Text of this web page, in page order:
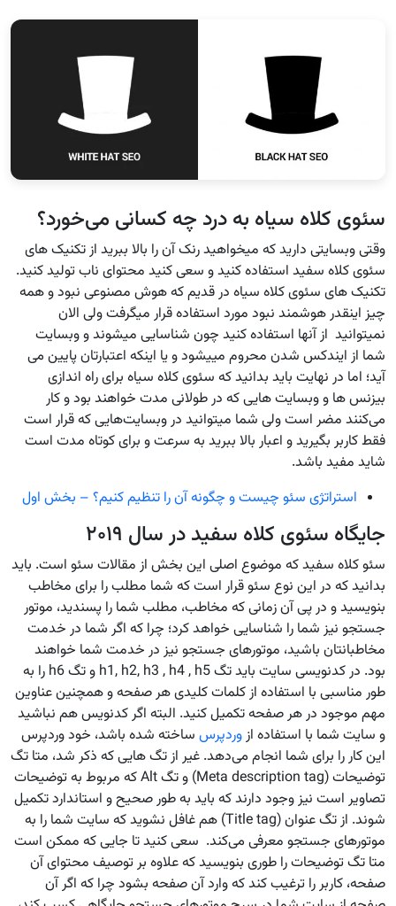
سئوی کلاه سیاه به درد چه کسانی می‌خورد؟
وقتی وبسایتی دارید که میخواهید رنک آن را بالا ببرید از تکنیک های
سئوی کلاه سفید استفاده کنید و سعی کنید محتوای ناب تولید کنید.
تکنیک های سئوی کلاه سیاه در قدیم که هوش مصنوعی نبود و همه
چیز اینقدر هوشمند نبود مورد استفاده قرار میگرفت ولی الان
نمیتوانید از آنها استفاده کنید چون شناسایی میشوند و وبسایت
شما از ایندکس شدن محروم مییشود و یا اینکه اعتبارتان پایین می
آید؛ اما در نهایت باید بدانید که سئوی کلاه سیاه برای راه اندازی
بیزنس ها و وبسایت هایی که در طولانی مدت خواهند بود و کار
می‌کنند مضر است ولی شما میتوانید در وبسایت‌هایی که قرار است
فقط کاربر بگیرید و اعبار بالا ببرید به سرعت و برای کوتاه مدت است
شاید مفید باشد.
استراتژی سئو چیست و چگونه آن را تنظیم کنیم؟ – بخش اول
جایگاه سئوی کلاه سفید در سال ۲۰۱۹
سئو کلاه سفید که موضوع اصلی این بخش از مقالات سئو است. باید
بدانید که در این نوع سئو قرار است که شما مطلب را برای مخاطب
بنویسید و در پی آن زمانی که مخاطب، مطلب شما را پسندید، موتور
جستجو نیز شما را شناسایی خواهد کرد؛ چرا که اگر شما در خدمت
مخاطبانتان باشید، موتورهای جستجو نیز در خدمت شما خواهند
بود. در کدنویسی سایت باید تگ h1, h2, h3 , h4 , h5 و تگ h6 را به
طور مناسبی با استفاده از کلمات کلیدی هر صفحه و همچنین عناوین
مهم موجود در هر صفحه تکمیل کنید. البته اگر کدنویس هم نباشید
و سایت شما با استفاده ازوردپرس ساخته شده باشد، خود وردپرس
این کار را برای شما انجام می‌دهد. غیر از تگ هایی که ذکر شد، متا تگ
توضیحات (Meta description tag) و تگ Alt که مربوط به توضیحات
تصاویر است نیز وجود دارند که باید به طور صحیح و استاندارد تکمیل
شوند. از تگ عنوان (Title tag) هم غافل نشوید که سایت شما را به
موتورهای جستجو معرفی می‌کند. سعی کنید تا جایی که ممکن است
متا تگ توضیحات را طوری بنویسید که علاوه بر توصیف محتوای آن
صفحه، کاربر را ترغیب کند که وارد آن صفحه بشود چرا که اگر آن